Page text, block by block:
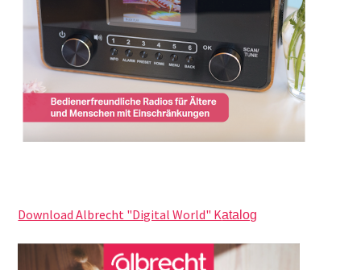
Download Albrecht "Digital World" Katalog